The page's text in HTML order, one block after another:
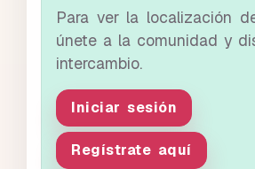
Para ver la localización
únete a la comunidad y
intercambio.
Iniciar sesión
Regístrate aquí